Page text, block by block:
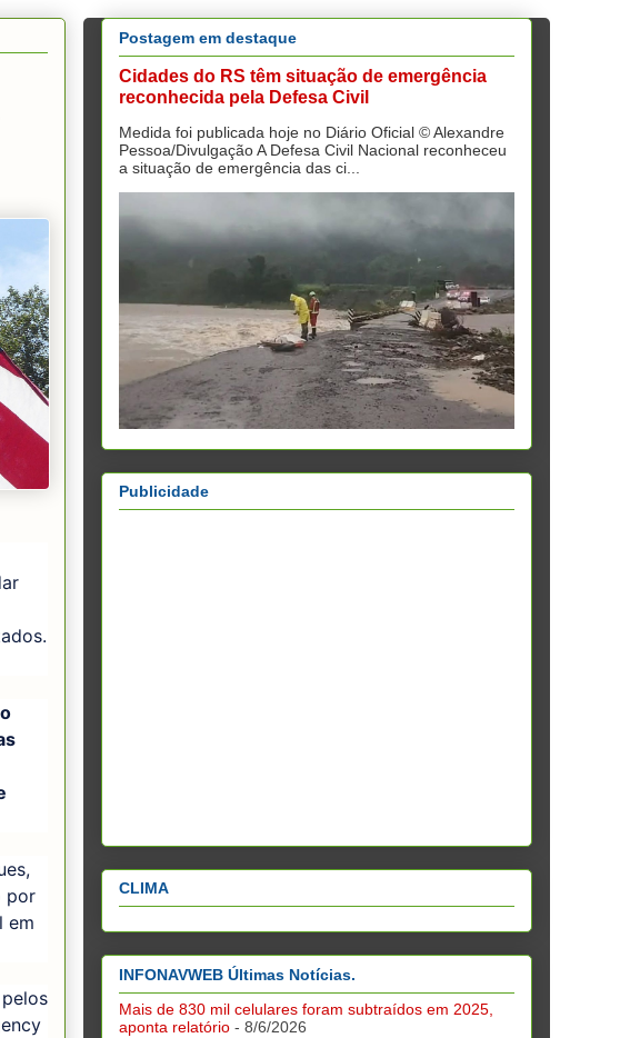
por
em
Postagem em destaque
Cidades do RS têm situação de emergência
reconhecida pela Defesa Civil
Medida foi publicada hoje no Diário Oficial © Alexandre
Pessoa/Divulgação A Defesa Civil Nacional reconheceu
a situação de emergência das ci...
Publicidade
CLIMA
INFONAVWEB Últimas Notícias.
Mais de 830 mil celulares foram subtraídos em 2025,
aponta relatório - 8/6/2026